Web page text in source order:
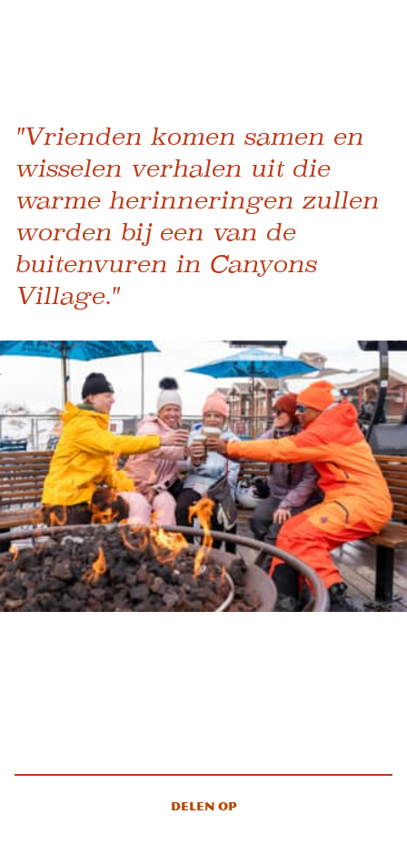
"Vrienden komen samen en
wisselen verhalen uit die
warme herinneringen zullen
worden bij een van de
buitenvuren in Canyons
Village."
Delen op